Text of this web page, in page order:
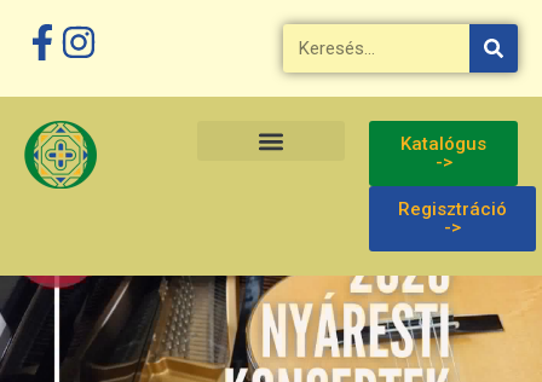
Katalógus
->
Regisztráció
->